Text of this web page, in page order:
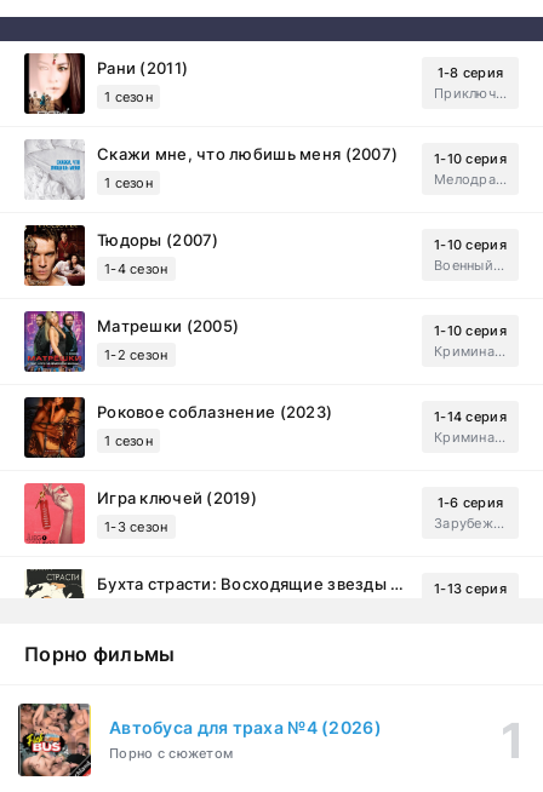
Рани (2011)
1 сезон
1-8 серия
Приключения, Зарубежный, Мелодрама
Скажи мне, что любишь меня (2007)
1 сезон
1-10 серия
Мелодрама, Драма
Тюдоры (2007)
1-4 сезон
1-10 серия
Военный, Исторический, Зарубежный, Мелодрама, Драма
Матрешки (2005)
1-2 сезон
1-10 серия
Криминал, Драма
Роковое соблазнение (2023)
1 сезон
1-14 серия
Криминал, Мистический, Триллер, Драма
Игра ключей (2019)
1-3 сезон
1-6 серия
Зарубежный, Мелодрама, Драма
Бухта страсти: Восходящие звезды (2000)
1-13 серия
Эйфория (2019)
Бисексуалка (2018)
Порно фильмы
Автобуса для траха №4 (2026)
Порно с сюжетом